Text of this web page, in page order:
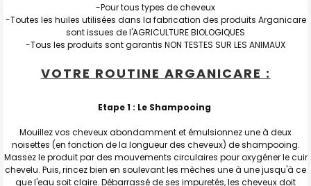
-Pour tous types de cheveux
-Toutes les huiles utilisées dans la fabrication des produits Arganicare
sont issues de l'AGRICULTURE BIOLOGIQUES
-Tous les produits sont garantis NON TESTES SUR LES ANIMAUX
VOTRE ROUTINE ARGANICARE :
Etape 1 : Le Shampooing
Mouillez vos cheveux abondamment et émulsionnez une à deux
noisettes (en fonction de la longueur des cheveux) de shampooing.
Massez le produit par des mouvements circulaires pour oxygéner le cuir
chevelu. Puis, rincez bien en soulevant les mèches une à une jusqu'à ce
que l'eau soit claire. Débarrassé de ses impuretés, les cheveux doit